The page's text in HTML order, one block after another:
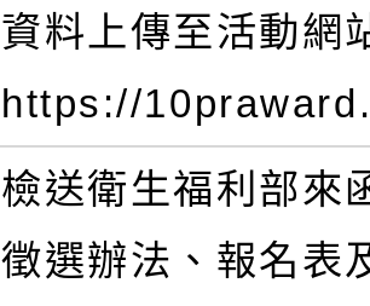
資料上傳至活動網
https://
檢送衛生福利部來
徵選辦法、報名表